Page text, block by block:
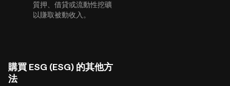
質押、借貸或流動性挖礦
以賺取被動收入。
購買 ESG (ESG) 的其他方
法